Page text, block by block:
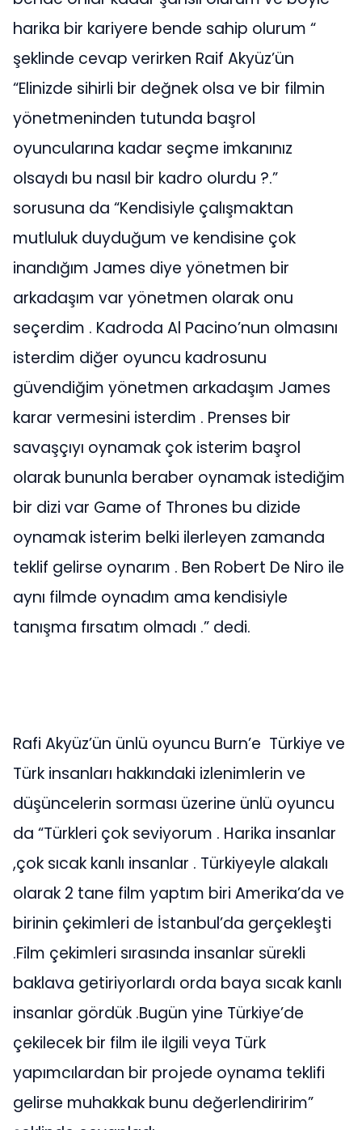
harika bir kariyere bende sahip olurum “
şeklinde cevap verirken Raif Akyüz’ün
“Elinizde sihirli bir değnek olsa ve bir filmin
yönetmeninden tutunda başrol
oyuncularına kadar seçme imkanınız
olsaydı bu nasıl bir kadro olurdu ?.”
sorusuna da “Kendisiyle çalışmaktan
mutluluk duyduğum ve kendisine çok
inandığım James diye yönetmen bir
arkadaşım var yönetmen olarak onu
seçerdim . Kadroda Al Pacino’nun olmasını
isterdim diğer oyuncu kadrosunu
güvendiğim yönetmen arkadaşım James
karar vermesini isterdim . Prenses bir
savaşçıyı oynamak çok isterim başrol
olarak bununla beraber oynamak istediğim
bir dizi var Game of Thrones bu dizide
oynamak isterim belki ilerleyen zamanda
teklif gelirse oynarım . Ben Robert De Niro ile
aynı filmde oynadım ama kendisiyle
tanışma fırsatım olmadı .” dedi.
Rafi Akyüz’ün ünlü oyuncu Burn’e Türkiye ve
Türk insanları hakkındaki izlenimlerin ve
düşüncelerin sorması üzerine ünlü oyuncu
da “Türkleri çok seviyorum . Harika insanlar
,çok sıcak kanlı insanlar . Türkiyeyle alakalı
olarak 2 tane film yaptım biri Amerika’da ve
birinin çekimleri de İstanbul’da gerçekleşti
.Film çekimleri sırasında insanlar sürekli
baklava getiriyorlardı orda baya sıcak kanlı
insanlar gördük .Bugün yine Türkiye’de
çekilecek bir film ile ilgili veya Türk
yapımcılardan bir projede oynama teklifi
gelirse muhakkak bunu değerlendiririm”